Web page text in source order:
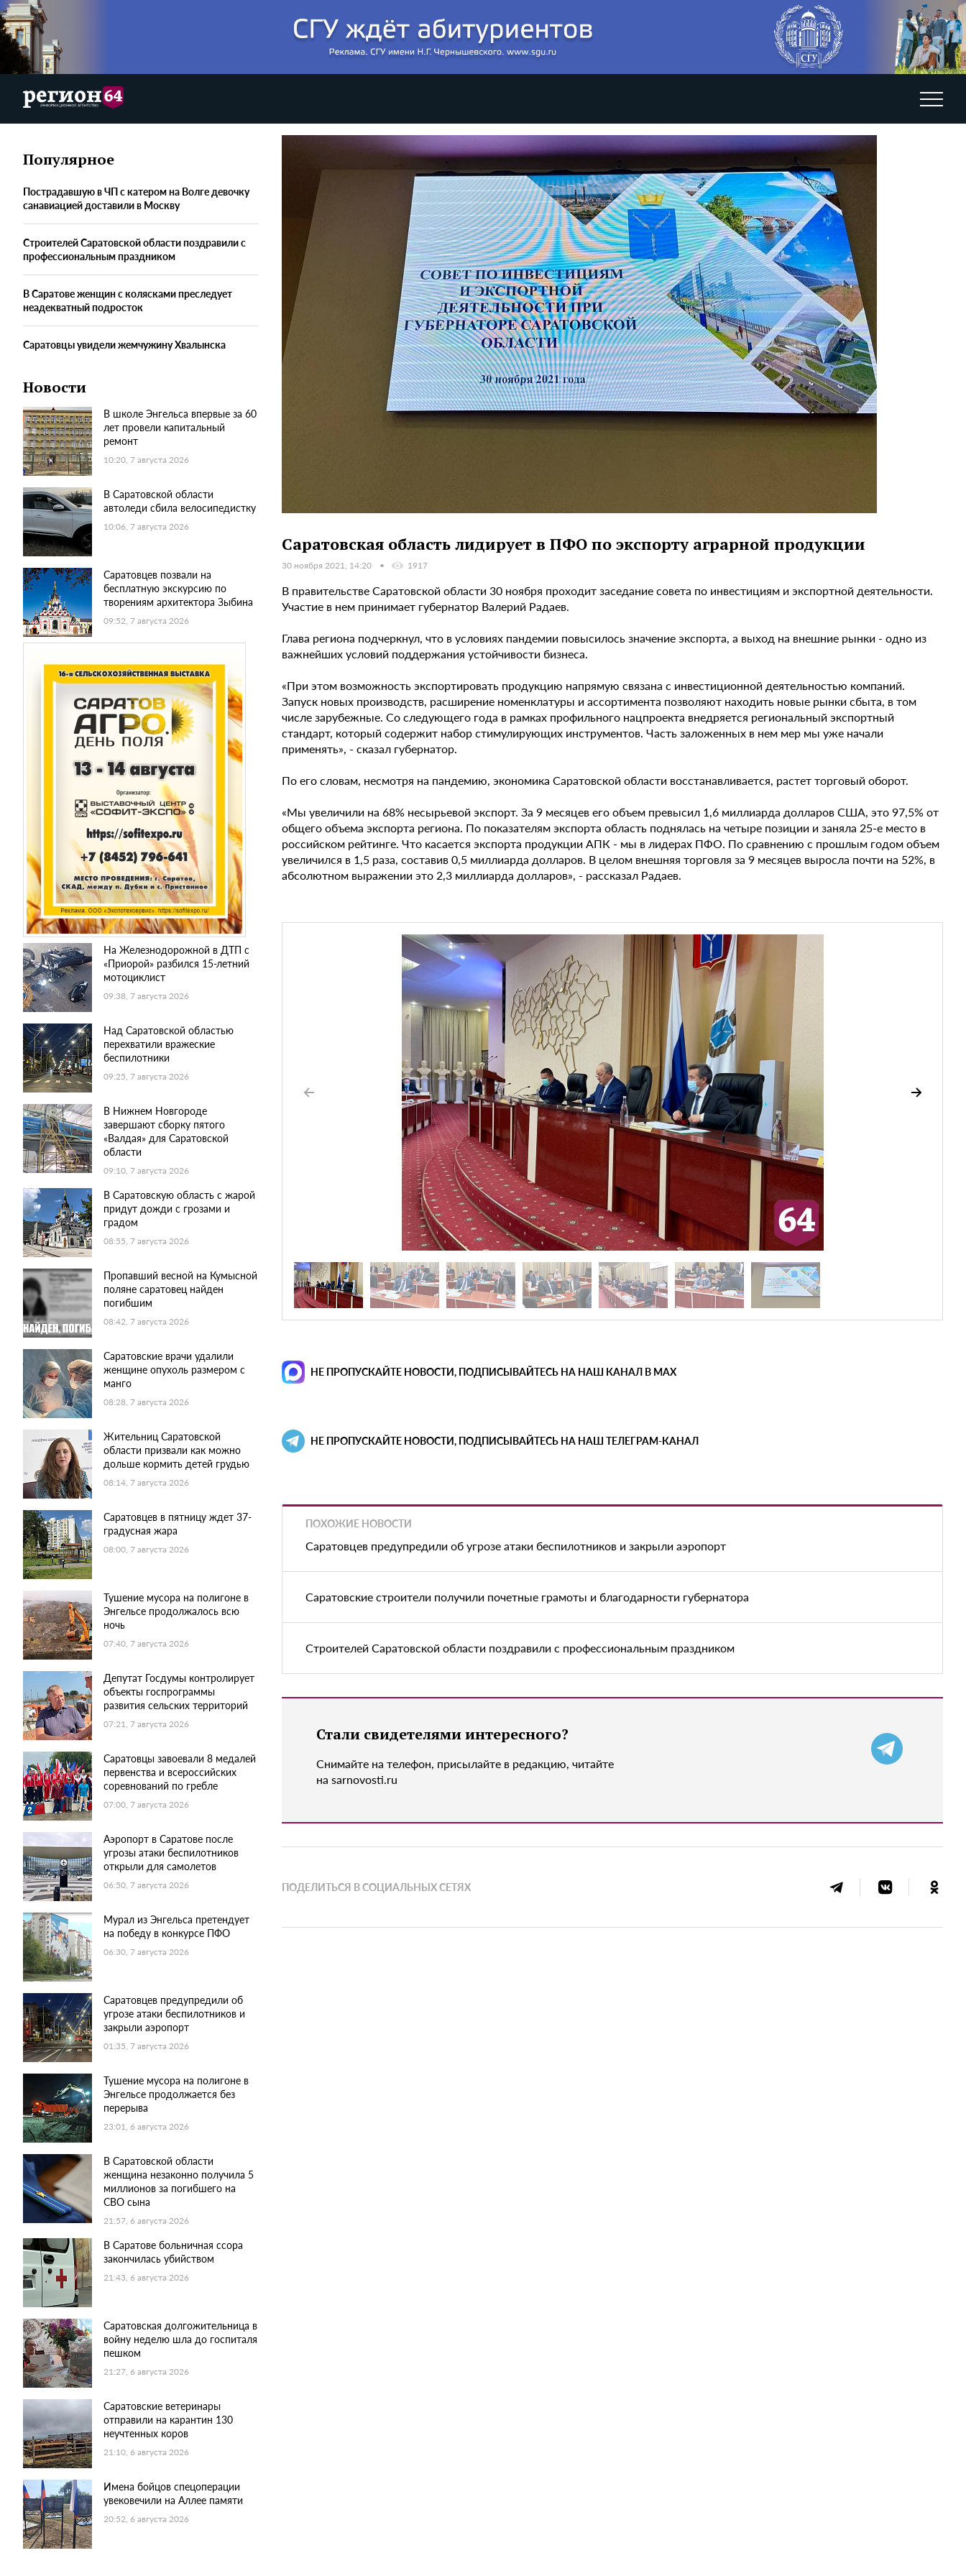
Популярное
Пострадавшую в ЧП с катером на Волге девочку
санавиацией доставили в Москву
Строителей Саратовской области поздравили с
профессиональным праздником
В Саратове женщин с колясками преследует
неадекватный подросток
Саратовцы увидели жемчужину Хвалынска
Новости
В школе Энгельса впервые за 60
лет провели капитальный
ремонт
10:20, 7 августа 2026
В Саратовской области
автоледи сбила велосипедистку
10:06, 7 августа 2026
Саратовцев позвали на
бесплатную экскурсию по
творениям архитектора Зыбина
09:52, 7 августа 2026
На Железнодорожной в ДТП с
«Приорой» разбился 15-летний
мотоциклист
09:38, 7 августа 2026
Над Саратовской областью
перехватили вражеские
беспилотники
09:25, 7 августа 2026
В Нижнем Новгороде
завершают сборку пятого
«Валдая» для Саратовской
области
09:10, 7 августа 2026
В Саратовскую область с жарой
придут дожди с грозами и
градом
08:55, 7 августа 2026
Пропавший весной на Кумысной
поляне саратовец найден
погибшим
08:42, 7 августа 2026
Саратовские врачи удалили
женщине опухоль размером с
манго
08:28, 7 августа 2026
Жительниц Саратовской
области призвали как можно
дольше кормить детей грудью
08:14, 7 августа 2026
Саратовцев в пятницу ждет 37-
градусная жара
08:00, 7 августа 2026
Тушение мусора на полигоне в
Энгельсе продолжалось всю
ночь
07:40, 7 августа 2026
Депутат Госдумы контролирует
объекты госпрограммы
развития сельских территорий
07:21, 7 августа 2026
Саратовцы завоевали 8 медалей
первенства и всероссийских
соревнований по гребле
07:00, 7 августа 2026
Аэропорт в Саратове после
угрозы атаки беспилотников
открыли для самолетов
06:50, 7 августа 2026
Мурал из Энгельса претендует
на победу в конкурсе ПФО
06:30, 7 августа 2026
Саратовцев предупредили об
угрозе атаки беспилотников и
закрыли аэропорт
01:35, 7 августа 2026
Тушение мусора на полигоне в
Энгельсе продолжается без
перерыва
23:01, 6 августа 2026
В Саратовской области
женщина незаконно получила 5
миллионов за погибшего на
СВО сына
21:57, 6 августа 2026
В Саратове больничная ссора
закончилась убийством
21:43, 6 августа 2026
Саратовская долгожительница в
войну неделю шла до госпиталя
пешком
21:27, 6 августа 2026
Саратовские ветеринары
отправили на карантин 130
неучтенных коров
21:10, 6 августа 2026
Имена бойцов спецоперации
увековечили на Аллее памяти
20:52, 6 августа 2026
Саратовская область лидирует в ПФО по экспорту аграрной продукции
30 ноября 2021, 14:20 1917
В правительстве Саратовской области 30 ноября проходит заседание совета по инвестициям и экспортной деятельности.
Участие в нем принимает губернатор Валерий Радаев.
Глава региона подчеркнул, что в условиях пандемии повысилось значение экспорта, а выход на внешние рынки - одно из
важнейших условий поддержания устойчивости бизнеса.
«При этом возможность экспортировать продукцию напрямую связана с инвестиционной деятельностью компаний.
Запуск новых производств, расширение номенклатуры и ассортимента позволяют находить новые рынки сбыта, в том
числе зарубежные. Со следующего года в рамках профильного нацпроекта внедряется региональный экспортный
стандарт, который содержит набор стимулирующих инструментов. Часть заложенных в нем мер мы уже начали
применять», - сказал губернатор.
По его словам, несмотря на пандемию, экономика Саратовской области восстанавливается, растет торговый оборот.
«Мы увеличили на 68% несырьевой экспорт. За 9 месяцев его объем превысил 1,6 миллиарда долларов США, это 97,5% от
общего объема экспорта региона. По показателям экспорта область поднялась на четыре позиции и заняла 25-е место в
российском рейтинге. Что касается экспорта продукции АПК - мы в лидерах ПФО. По сравнению с прошлым годом объем
увеличился в 1,5 раза, составив 0,5 миллиарда долларов. В целом внешняя торговля за 9 месяцев выросла почти на 52%, в
абсолютном выражении это 2,3 миллиарда долларов», - рассказал Радаев.
НЕ ПРОПУСКАЙТЕ НОВОСТИ, ПОДПИСЫВАЙТЕСЬ НА НАШ КАНАЛ В MAX
НЕ ПРОПУСКАЙТЕ НОВОСТИ, ПОДПИСЫВАЙТЕСЬ НА НАШ ТЕЛЕГРАМ-КАНАЛ
ПОХОЖИЕ НОВОСТИ
Саратовцев предупредили об угрозе атаки беспилотников и закрыли аэропорт
Саратовские строители получили почетные грамоты и благодарности губернатора
Строителей Саратовской области поздравили с профессиональным праздником
Стали свидетелями интересного?
Снимайте на телефон, присылайте в редакцию, читайте
на sarnovosti.ru
ПОДЕЛИТЬСЯ В СОЦИАЛЬНЫХ СЕТЯХ